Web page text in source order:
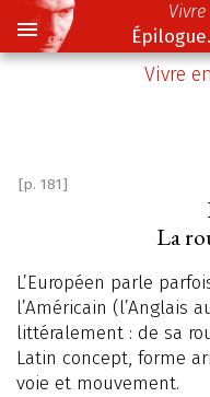
Vivre
[p. 181]
La
L’Européen parle
l’Américain (l’Anglais
littéralement : de sa
Latin concept, forme
voie et mouvement.